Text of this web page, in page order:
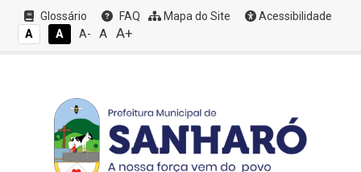
Glossário FAQ Mapa do Site
Acessibilidade
A
A A- A A+